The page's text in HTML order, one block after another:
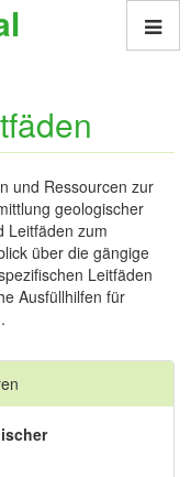
und Ressourcen zur
geologischer
Leitfäden zum
über die gängige
Leitfäden
Ausfüllhilfen für